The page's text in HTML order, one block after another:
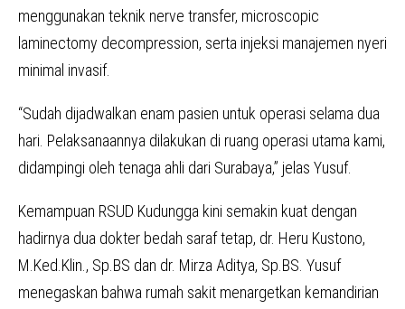
menggunakan teknik nerve transfer, microscopic
laminectomy decompression, serta injeksi manajemen nyeri
minimal invasif.
“Sudah dijadwalkan enam pasien untuk operasi selama dua
hari. Pelaksanaannya dilakukan di ruang operasi utama kami,
didampingi oleh tenaga ahli dari Surabaya,” jelas Yusuf.
Kemampuan RSUD Kudungga kini semakin kuat dengan
hadirnya dua dokter bedah saraf tetap, dr. Heru Kustono,
M.Ked.Klin., Sp.BS dan dr. Mirza Aditya, Sp.BS. Yusuf
menegaskan bahwa rumah sakit menargetkan kemandirian